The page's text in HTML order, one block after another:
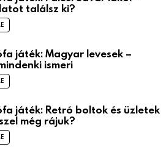
találsz ki?
játék: Magyar levesek –
ismeri
játék: Retró boltok és üzletek
még rájuk?